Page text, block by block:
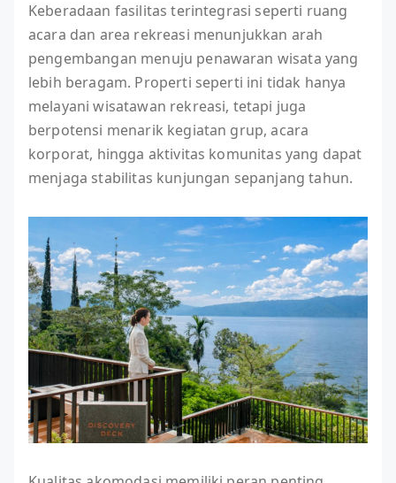
Keberadaan fasilitas terintegrasi seperti ruang
acara dan area rekreasi menunjukkan arah
pengembangan menuju penawaran wisata yang
lebih beragam. Properti seperti ini tidak hanya
melayani wisatawan rekreasi, tetapi juga
berpotensi menarik kegiatan grup, acara
korporat, hingga aktivitas komunitas yang dapat
menjaga stabilitas kunjungan sepanjang tahun.